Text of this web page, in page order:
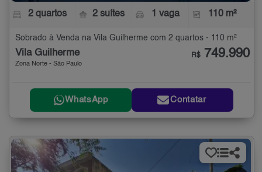
2 quartos 2 suítes 1 vaga 110 m²
Sobrado à Venda na Vila Guilherme com 2 quartos - 110 m²
Vila Guilherme
Zona Norte - São Paulo
R$ 749.990
WhatsApp Contatar